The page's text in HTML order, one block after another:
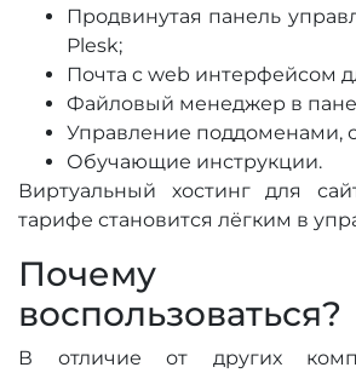
Продвинутая панель
Plesk;
Почта c web интерфейсом
Файловый менеджер в
Управление поддоменами,
Обучающие инструкции.
Виртуальный хостинг для
тарифе становится лёгким в
Почему
воспользоваться?
В отличие от других